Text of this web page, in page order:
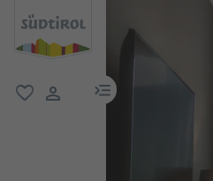
link menu